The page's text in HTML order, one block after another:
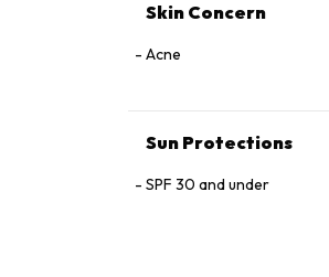
Skin Concern
Acne
Sun Protections
SPF 30 and under